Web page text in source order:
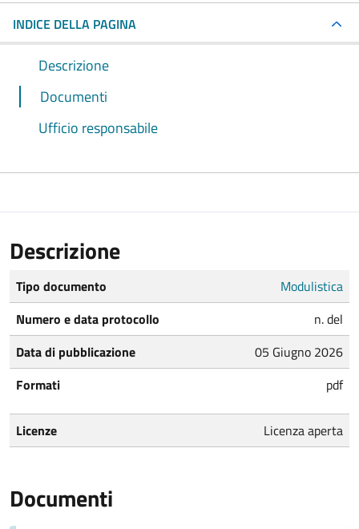
INDICE DELLA PAGINA
Descrizione
Documenti
Ufficio responsabile
Descrizione
Tipo documento
Modulistica
Numero e data protocollo
n. del
Data di pubblicazione
05 Giugno 2026
Formati
pdf
Licenze Licenza aperta
Documenti